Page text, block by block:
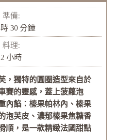
準備:
30分
鐘
分鐘
料理:
2 小
時
小時
，獨特的圓圈造型來自於
賽的靈感，蓋上菠蘿泡
內餡：榛果帕林內、榛果
泡芙皮、濃郁榛果焦糖香
順，是一款精緻法國甜點